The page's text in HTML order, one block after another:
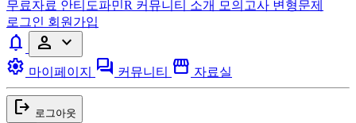
무료자료 안티도파민R 커뮤니티 소개 모의고사 변형문제
로그인 회원가입
notifications person expand_more
settings 마이페이지 forum 커뮤니티 storefront 자료실
logout 로그아웃